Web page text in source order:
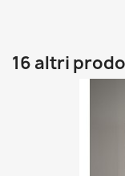
16 altri